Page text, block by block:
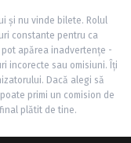
și nu vinde bilete. Rolul
constante pentru ca
apărea inadvertențe -
incorecte sau omisiuni. Îți
Dacă alegi să
primi un comision de
plătit de tine.